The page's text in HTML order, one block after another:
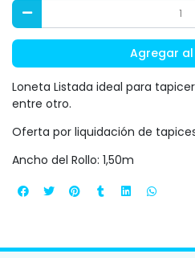
Agregar
Loneta Listada ideal para
entre otro.
Oferta por liquidación de
Ancho del Rollo: 1,50m